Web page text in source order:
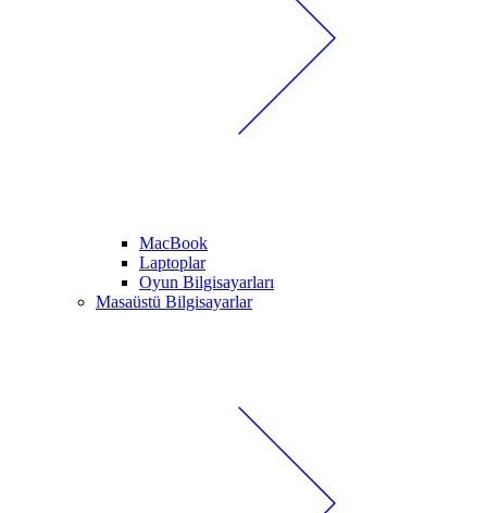
MacBook
Laptoplar
Oyun Bilgisayarları
Masaüstü Bilgisayarlar